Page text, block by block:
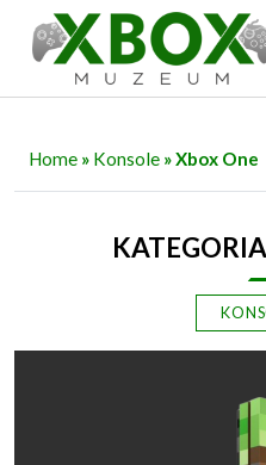
Home » Konsole » Xbox One